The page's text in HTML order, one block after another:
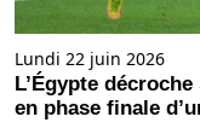
Lundi 22 juin 2026
L’Égypte
en phase finale